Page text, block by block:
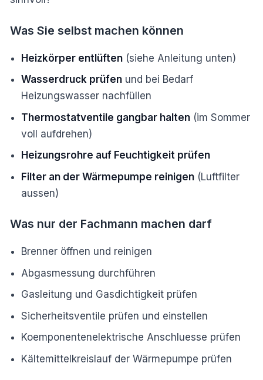
Was Sie selbst machen können
Heizkörper entlüften (siehe Anleitung unten)
Wasserdruck prüfen und bei Bedarf
Heizungswasser nachfüllen
Thermostatventile gangbar halten (im Sommer
voll aufdrehen)
Heizungsrohre auf Feuchtigkeit prüfen
Filter an der Wärmepumpe reinigen (Luftfilter
aussen)
Was nur der Fachmann machen darf
Brenner öffnen und reinigen
Abgasmessung durchführen
Gasleitung und Gasdichtigkeit prüfen
Sicherheitsventile prüfen und einstellen
Koemponentenelektrische Anschluesse prüfen
Kältemittelkreislauf der Wärmepumpe prüfen